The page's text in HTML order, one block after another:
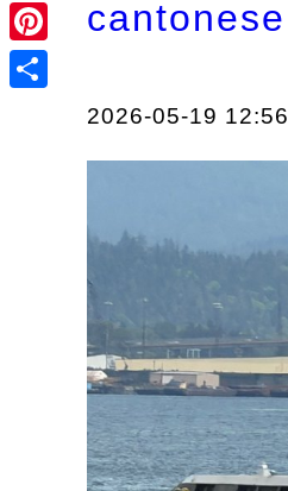
Twitter
Pinterest
2026-05-19 12:56